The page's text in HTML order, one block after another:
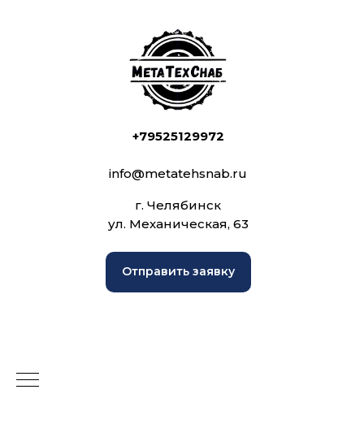
+79525129972
info@metatehsnab.ru
г. Челябинск
ул. Механическая, 63
Отправить заявку